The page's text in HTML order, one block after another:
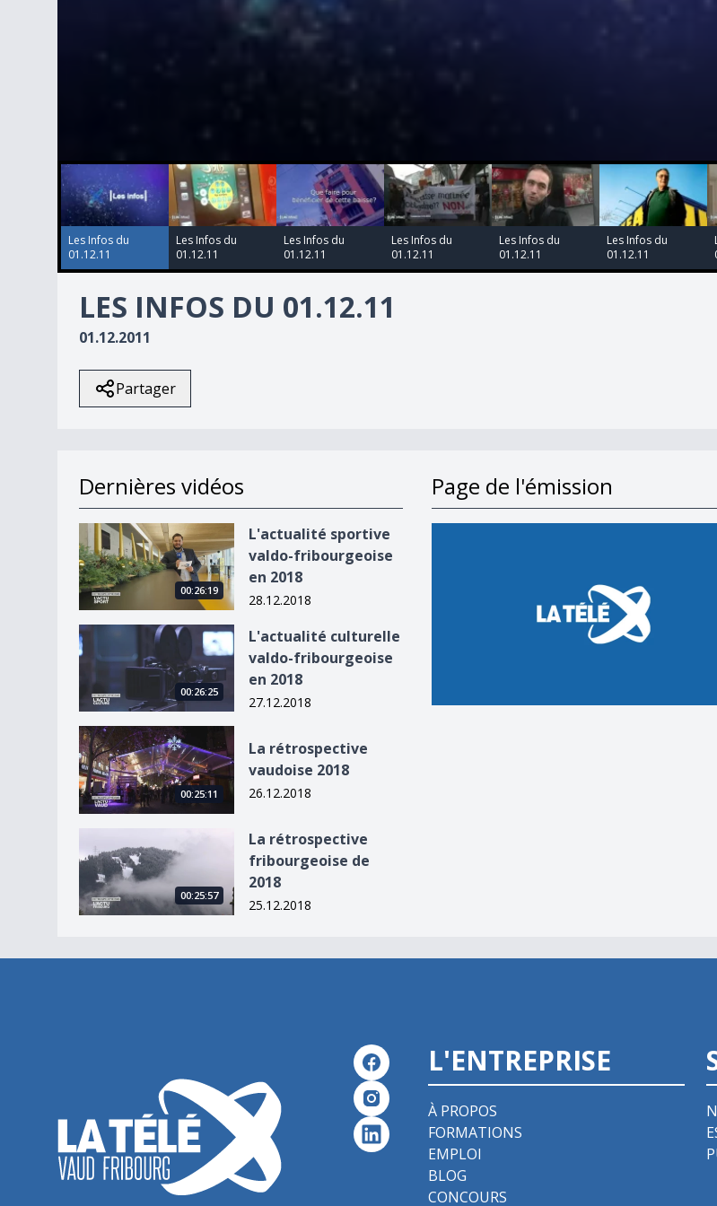
0
seconds
of
minutes,
seconds
90%
Les Infos du
01.12.11
Les Infos du
01.12.11
Les Infos du
01.12.11
Les Infos du
01.12.11
Les Infos du
01.12.11
Les Infos du
01.12.11
LES INFOS DU 01.12.11
01.12.2011
Partager
Dernières vidéos
L&#039;actualité sportive valdo-fribourgeoise en 2018
00:26:19
L'actualité sportive
valdo-fribourgeoise
en 2018
28.12.2018
L&#039;actualité culturelle valdo-fribourgeoise en 2018
00:26:25
L'actualité culturelle
valdo-fribourgeoise
en 2018
27.12.2018
La rétrospective vaudoise 2018
00:25:11
La rétrospective
vaudoise 2018
26.12.2018
La rétrospective fribourgeoise de 2018
00:25:57
La rétrospective
fribourgeoise de
2018
25.12.2018
Page de l'émission
L'ENTREPRISE
À PROPOS
FORMATIONS
EMPLOI
BLOG
CONCOURS